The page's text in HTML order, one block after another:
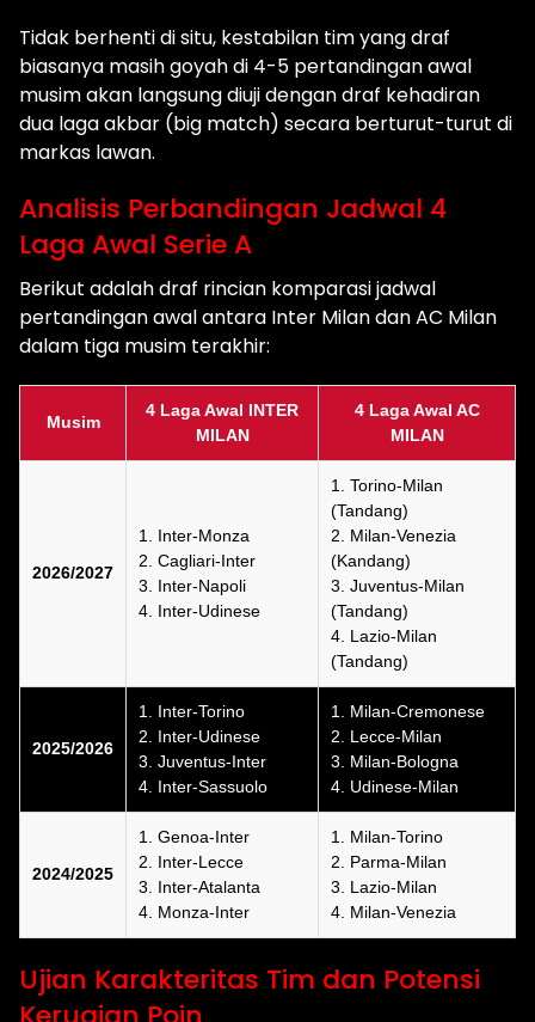
Tidak berhenti di situ, kestabilan tim yang draf
biasanya masih goyah di 4-5 pertandingan awal
musim akan langsung diuji dengan draf kehadiran
dua laga akbar (big match) secara berturut-turut di
markas lawan.
Analisis Perbandingan Jadwal 4
Laga Awal Serie A
Berikut adalah draf rincian komparasi jadwal
pertandingan awal antara Inter Milan dan AC Milan
dalam tiga musim terakhir:
Musim
4 Laga Awal INTER
MILAN
4 Laga Awal AC
MILAN
2026/2027
1. Inter-Monza
2. Cagliari-Inter
3. Inter-Napoli
4. Inter-Udinese
1. Torino-Milan
(Tandang)
2. Milan-Venezia
(Kandang)
3. Juventus-Milan
(Tandang)
4. Lazio-Milan
(Tandang)
2025/2026
1. Inter-Torino
2. Inter-Udinese
3. Juventus-Inter
4. Inter-Sassuolo
1. Milan-Cremonese
2. Lecce-Milan
3. Milan-Bologna
4. Udinese-Milan
2024/2025
1. Genoa-Inter
2. Inter-Lecce
3. Inter-Atalanta
4. Monza-Inter
1. Milan-Torino
2. Parma-Milan
3. Lazio-Milan
4. Milan-Venezia
Ujian Karakteritas Tim dan Potensi